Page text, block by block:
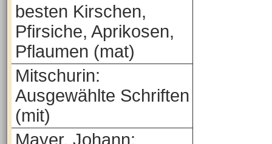
besten Kirschen,
Pfirsiche, Aprikosen,
Pflaumen (mat)
Mitschurin:
Ausgewählte Schriften
(mit)
Mayer, Johann: